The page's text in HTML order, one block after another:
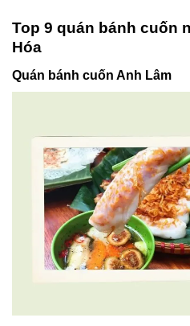
Top 9 quán bánh cuốn
Hóa
Quán bánh cuốn Anh Lâm